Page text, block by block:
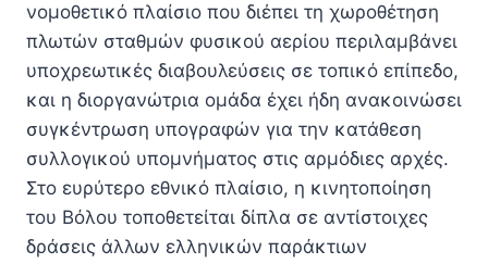
νομοθετικό πλαίσιο που διέπει τη χωροθέτηση
πλωτών σταθμών φυσικού αερίου περιλαμβάνει
υποχρεωτικές διαβουλεύσεις σε τοπικό επίπεδο,
και η διοργανώτρια ομάδα έχει ήδη ανακοινώσει
συγκέντρωση υπογραφών για την κατάθεση
συλλογικού υπομνήματος στις αρμόδιες αρχές.
Στο ευρύτερο εθνικό πλαίσιο, η κινητοποίηση
του Βόλου τοποθετείται δίπλα σε αντίστοιχες
δράσεις άλλων ελληνικών παράκτιων